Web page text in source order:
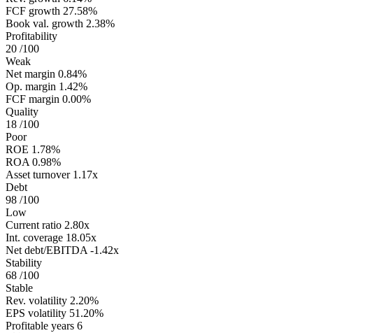
FCF growth 27.58%
Book val. growth 2.38%
Profitability
20 /100
Weak
Net margin 0.84%
Op. margin 1.42%
FCF margin 0.00%
Quality
18 /100
Poor
ROE 1.78%
ROA 0.98%
Asset turnover 1.17x
Debt
98 /100
Low
Current ratio 2.80x
Int. coverage 18.05x
Net debt/EBITDA -1.42x
Stability
68 /100
Stable
Rev. volatility 2.20%
EPS volatility 51.20%
Profitable years 6